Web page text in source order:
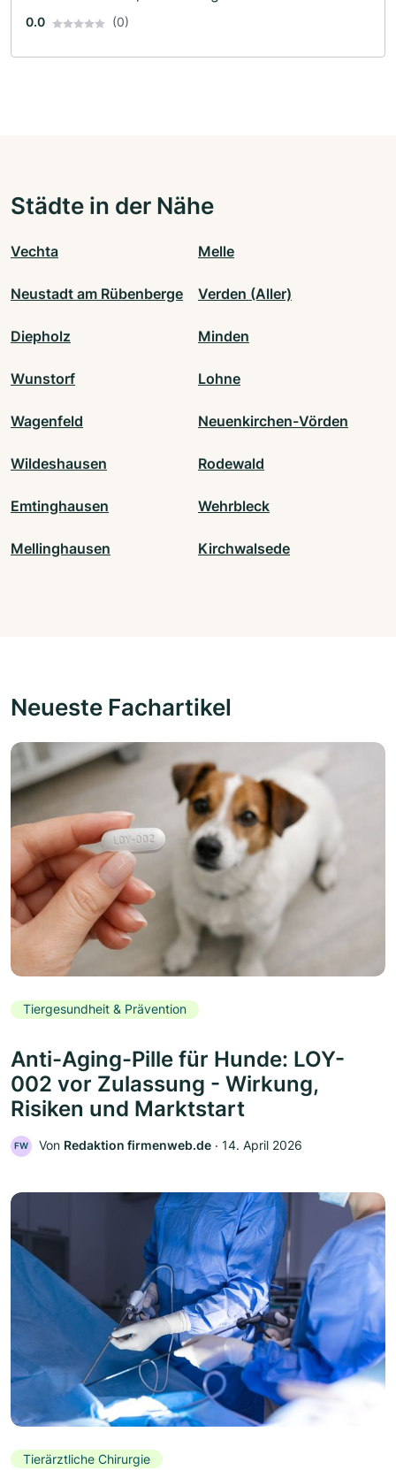
0.0 (0)
Städte in der Nähe
Vechta Melle
Neustadt am Rübenberge Verden (Aller)
Diepholz Minden
Wunstorf Lohne
Wagenfeld Neuenkirchen-Vörden
Wildeshausen Rodewald
Emtinghausen Wehrbleck
Mellinghausen Kirchwalsede
Neueste Fachartikel
Tiergesundheit & Prävention
Anti-Aging-Pille für Hunde: LOY-
002 vor Zulassung - Wirkung,
Risiken und Marktstart
FW Von Redaktion firmenweb.de ‧ 14. April 2026
Tierärztliche Chirurgie